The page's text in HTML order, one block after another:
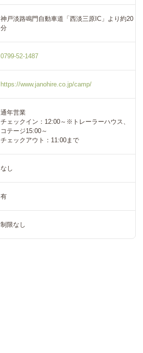
神戸淡路鳴門自動車道「西淡三原IC」より約20
分
0799-52-1487
https://www.janohire.co.jp/camp/
通年営業
チェックイン：12:00～※トレーラーハウス、
コテージ15:00～
チェックアウト：11:00まで
なし
有
制限なし